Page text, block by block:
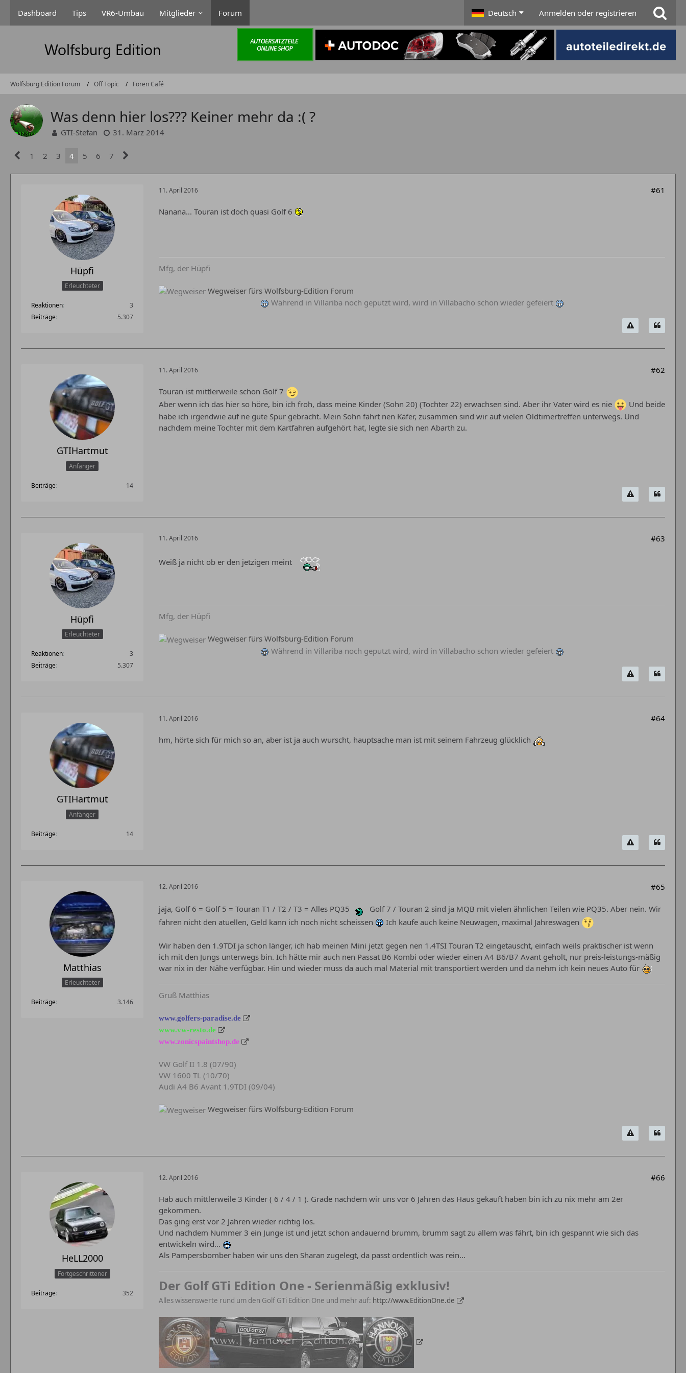
Dashboard Tips VR6-Umbau Mitglieder Forum Deutsch Anmelden oder registrieren
Wolfsburg Edition Forum Off Topic Foren Café
Was denn hier los??? Keiner mehr da :( ?
GTI-Stefan 31. März 2014
1 2 3 4 5 6 7
Hüpfi
Erleuchteter
Reaktionen
3
Beiträge
5.307
11. April 2016 #61
Nanana... Touran ist doch quasi Golf 6
Mfg, der Hüpfi
Wegweiser fürs Wolfsburg-Edition Forum
Während in Villariba noch geputzt wird, wird in Villabacho schon wieder gefeiert
GTIHartmut
Anfänger
Beiträge 14
11. April 2016 #62
Touran ist mittlerweile schon Golf 7
Aber wenn ich das hier so höre, bin ich froh, dass meine Kinder (Sohn 20) (Tochter 22) erwachsen sind. Aber ihr Vater wird es nie
Und beide
habe ich irgendwie auf ne gute Spur gebracht. Mein Sohn fährt nen Käfer, zusammen sind wir auf vielen Oldtimertreffen unterwegs. Und
nachdem meine Tochter mit dem Kartfahren aufgehört hat, legte sie sich nen Abarth zu.
Hüpfi
Erleuchteter
Reaktionen
3
Beiträge
5.307
11. April 2016 #63
Weiß ja nicht ob er den jetzigen meint
Mfg, der Hüpfi
Wegweiser fürs Wolfsburg-Edition Forum
Während in Villariba noch geputzt wird, wird in Villabacho schon wieder gefeiert
GTIHartmut
Anfänger
Beiträge 14
11. April 2016 #64
hm, hörte sich für mich so an, aber ist ja auch wurscht, hauptsache man ist mit seinem Fahrzeug glücklich
Matthias
Erleuchteter
Beiträge 3.146
12. April 2016 #65
jaja, Golf 6 = Golf 5 = Touran T1 / T2 / T3 = Alles PQ35
Golf 7 / Touran 2 sind ja MQB mit vielen ähnlichen Teilen wie PQ35. Aber nein. Wir
fahren nicht den atuellen, Geld kann ich noch nicht scheissen
Ich kaufe auch keine Neuwagen, maximal Jahreswagen
Wir haben den 1.9TDI ja schon länger, ich hab meinen Mini jetzt gegen nen 1.4TSI Touran T2 eingetauscht, einfach weils praktischer ist wenn
ich mit den Jungs unterwegs bin. Ich hätte mir auch nen Passat B6 Kombi oder wieder einen A4 B6/B7 Avant geholt, nur preis-leistungs-mäßig
war nix in der Nähe verfügbar. Hin und wieder muss da auch mal Material mit transportiert werden und da nehm ich kein neues Auto für
Gruß Matthias
www.golfers-paradise.de
www.vw-resto.de
www.zonicspaintshop.de
VW Golf II 1.8 (07/90)
VW 1600 TL (10/70)
Audi A4 B6 Avant 1.9TDI (09/04)
Wegweiser fürs Wolfsburg-Edition Forum
HeLL2000
Fortgeschrittener
Beiträge 352
12. April 2016 #66
Hab auch mittlerweile 3 Kinder ( 6 / 4 / 1 ). Grade nachdem wir uns vor 6 Jahren das Haus gekauft haben bin ich zu nix mehr am 2er
gekommen.
Das ging erst vor 2 Jahren wieder richtig los.
Und nachdem Nummer 3 ein Junge ist und jetzt schon andauernd brumm, brumm sagt zu allem was fährt, bin ich gespannt wie sich das
entwickeln wird...
Als Pampersbomber haben wir uns den Sharan zugelegt, da passt ordentlich was rein...
Der Golf GTi Edition One - Serienmäßig exklusiv!
Alles wissenswerte rund um den Golf GTi Edition One und mehr auf: http://www.EditionOne.de